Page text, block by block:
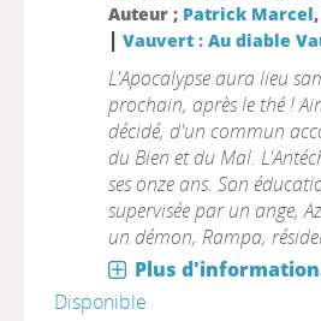
Auteur ; Patrick Marcel
| Vauvert : Au diable
L'Apocalypse aura lieu
prochain, après le thé !
décidé, d'un commun
du Bien et du Mal.
ses onze ans. Son
supervisée par un ange,
un démon, Rampa,
Plus
Disponible